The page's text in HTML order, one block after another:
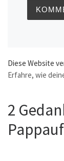
Diese Website
Erfahre, wie
2